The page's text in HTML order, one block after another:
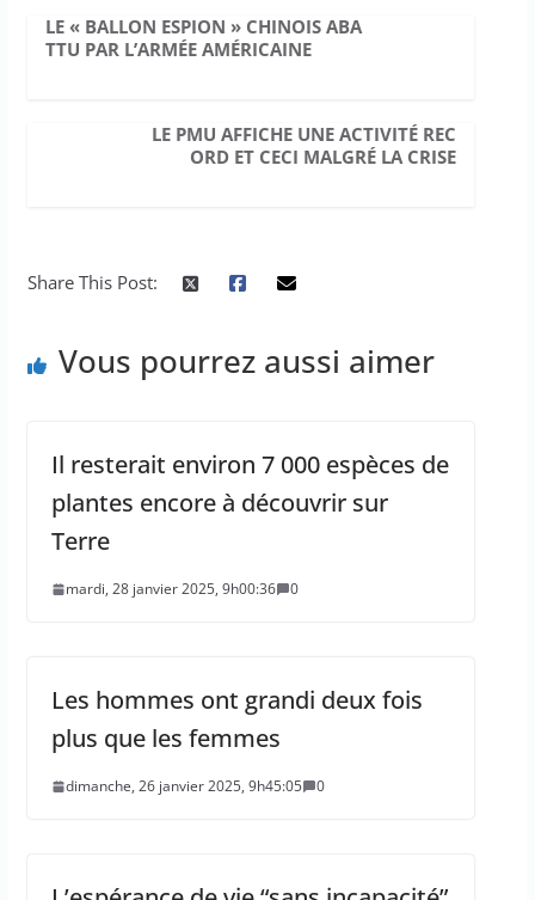
LE « BALLON ESPION » CHINOIS ABA
TTU PAR L’ARMÉE AMÉRICAINE
LE PMU AFFICHE UNE ACTIVITÉ REC
ORD ET CECI MALGRÉ LA CRISE
Share This Post:
Vous pourrez aussi aimer
Il resterait environ 7 000 espèces de
plantes encore à découvrir sur
Terre
mardi, 28 janvier 2025, 9h00:36 0
Les hommes ont grandi deux fois
plus que les femmes
dimanche, 26 janvier 2025, 9h45:05 0